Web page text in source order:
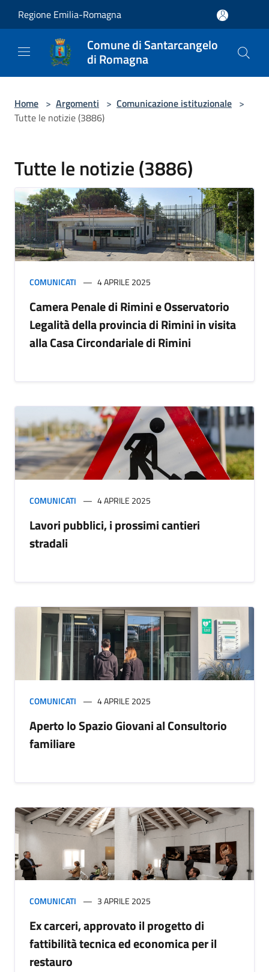
Regione Emilia-Romagna
Comune di Santarcangelo
di Romagna
Home > Argomenti > Comunicazione istituzionale >
Tutte le notizie (3886)
Tutte le notizie (3886)
COMUNICATI 4 APRILE 2025
Camera Penale di Rimini e Osservatorio
Legalità della provincia di Rimini in visita
alla Casa Circondariale di Rimini
COMUNICATI 4 APRILE 2025
Lavori pubblici, i prossimi cantieri
stradali
COMUNICATI 4 APRILE 2025
Aperto lo Spazio Giovani al Consultorio
familiare
COMUNICATI 3 APRILE 2025
Ex carceri, approvato il progetto di
fattibilità tecnica ed economica per il
restauro